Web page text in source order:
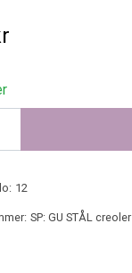
12
SP: GU STÅL